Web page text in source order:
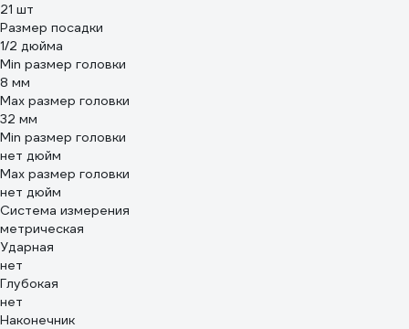
21 шт
Размер посадки
1/2 дюйма
Min размер головки
8 мм
Max размер головки
32 мм
Min размер головки
нет дюйм
Max размер головки
нет дюйм
Система измерения
метрическая
Ударная
нет
Глубокая
нет
Наконечник